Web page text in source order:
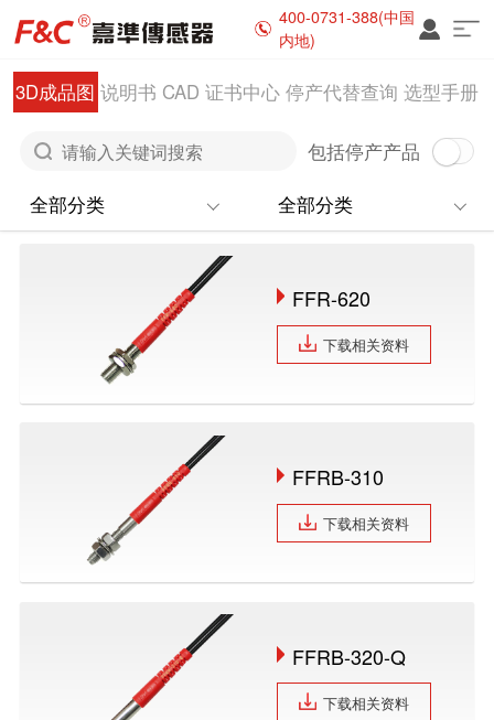
400-0731-388(中国
内地)
3D成品图 说明书 CAD 证书中心 停产代替查询 选型手册
包括停产产品
FFR-620
下载相关资料
FFRB-310
下载相关资料
FFRB-320-Q
下载相关资料